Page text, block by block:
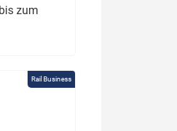
zum
Rail Business